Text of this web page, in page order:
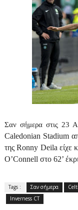
Σαν σήμερα στις 23
Caledonian Stadium
τηςRonny Deila είχε
O’Connell στο 62’
Tags : Σαν σήμερα
Inverness CT